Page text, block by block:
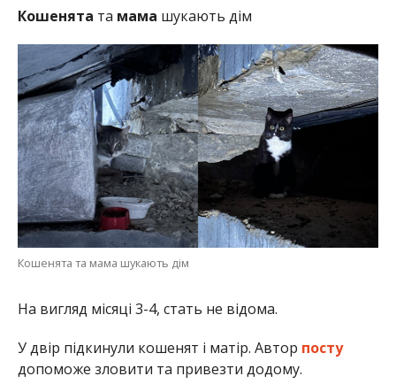
Кошенята та мама шукають дім
Кошенята та мама шукають дім
На вигляд місяці 3-4, стать не відома.
У двір підкинули кошенят і матір. Автор посту
допоможе зловити та привезти додому.